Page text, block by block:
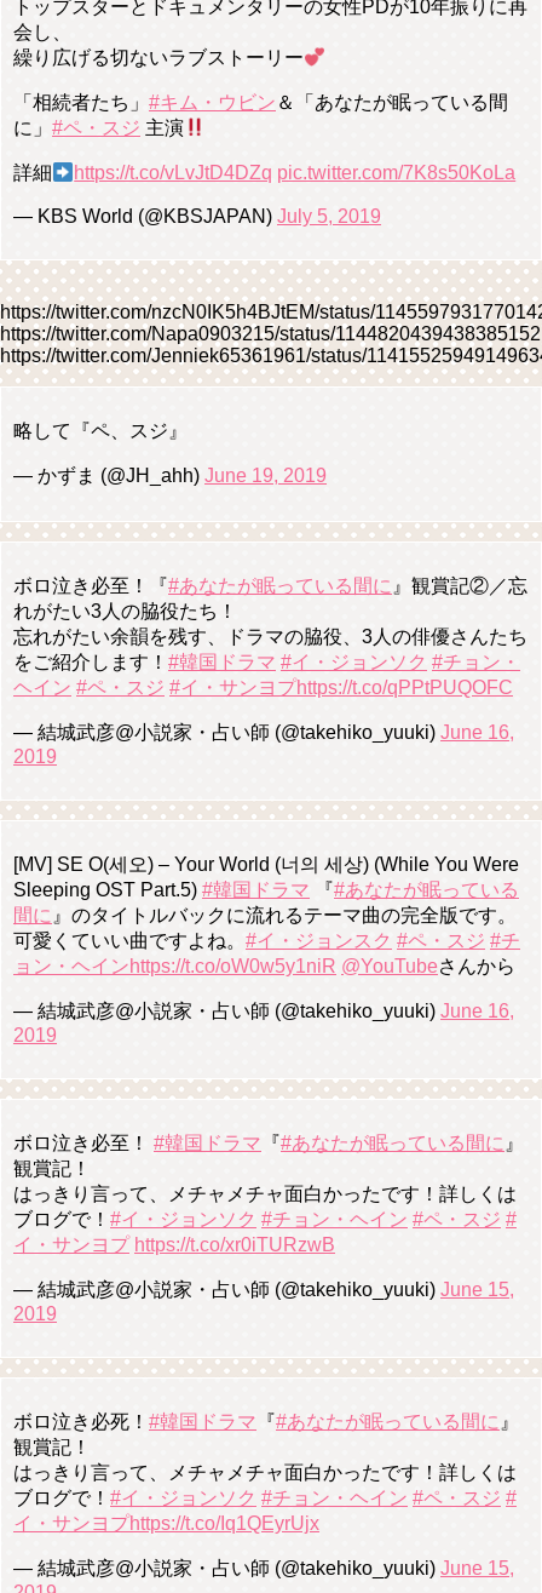
トップスターとドキュメンタリーの女性PDが10年振りに再
会し、
繰り広げる切ないラブストーリー
「相続者たち」 #キム・ウビン ＆「あなたが眠っている間
に」 #ペ・スジ 主演
詳細 https://t.co/vLvJtD4DZq pic.twitter.com/7K8s50KoLa
— KBS World (@KBSJAPAN) July 5, 2019
https://twitter.com/nzcN0IK5h4BJtEM/status/
https://twitter.com/Napa0903215/status/1144820439438385152
https://twitter.com/Jenniek65361961/status/
略して『ペ、スジ』
— かずま (@JH_ahh) June 19, 2019
ボロ泣き必至！『#あなたが眠っている間に 』観賞記②／忘
れがたい3人の脇役たち！
忘れがたい余韻を残す、ドラマの脇役、3人の俳優さんたち
をご紹介します！ #韓国ドラマ #イ・ジョンソク #チョン・
ヘイン #ペ・スジ #イ・サンヨプhttps://t.co/qPPtPUQOFC
— 結城武彦@小説家・占い師 (@takehiko_yuuki) June 16,
2019
[MV] SE O(세오) – Your World (너의 세상) (While You Were
Sleeping OST Part.5) #韓国ドラマ 『#あなたが眠っている
間に 』のタイトルバックに流れるテーマ曲の完全版です。
可愛くていい曲ですよね。 #イ・ジョンスク #ペ・スジ #チ
ョン・ヘインhttps://t.co/oW0w5y1niR @YouTubeさんから
— 結城武彦@小説家・占い師 (@takehiko_yuuki) June 16,
2019
ボロ泣き必至！ #韓国ドラマ 『#あなたが眠っている間に 』
観賞記！
はっきり言って、メチャメチャ面白かったです！詳しくは
ブログで！ #イ・ジョンソク #チョン・ヘイン #ペ・スジ #
イ・サンヨプ https://t.co/xr0iTURzwB
— 結城武彦@小説家・占い師 (@takehiko_yuuki) June 15,
2019
ボロ泣き必死！ #韓国ドラマ 『#あなたが眠っている間に 』
観賞記！
はっきり言って、メチャメチャ面白かったです！詳しくは
ブログで！ #イ・ジョンソク #チョン・ヘイン #ペ・スジ #
イ・サンヨプhttps://t.co/Iq1QEyrUjx
— 結城武彦@小説家・占い師 (@takehiko_yuuki) June 15,